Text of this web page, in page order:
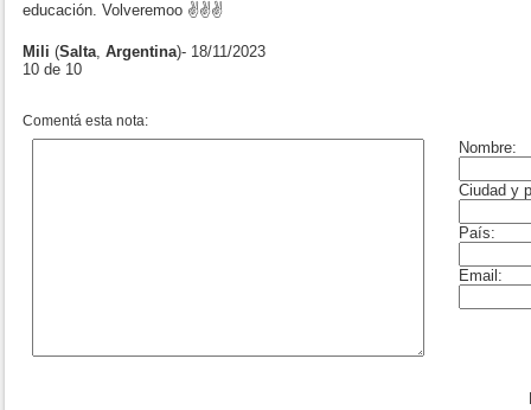
educación. Volveremoo ✌️✌️✌️
Mili (Salta, Argentina)- 18/11/2023
10 de 10
Comentá esta nota: